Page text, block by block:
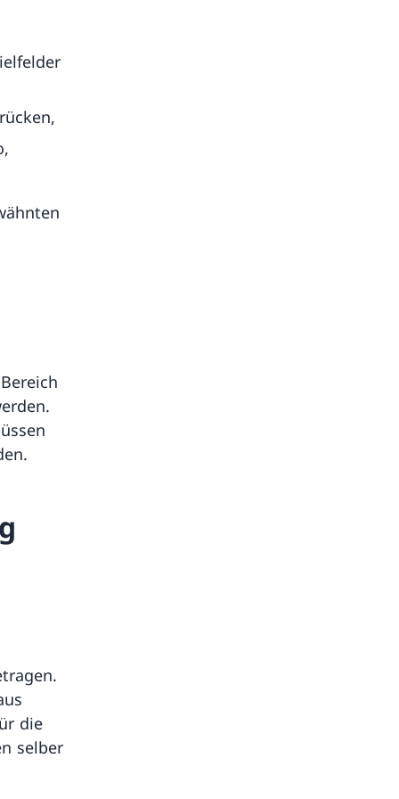
die
selber